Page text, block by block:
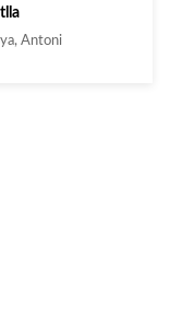
Antoni